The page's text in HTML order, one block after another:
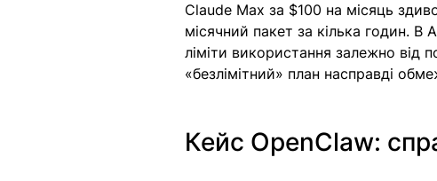
Claude Max за $100 на місяць
місячний пакет за кілька годин.
ліміти використання залежно від
«безлімітний» план насправді
Кейс OpenClaw: